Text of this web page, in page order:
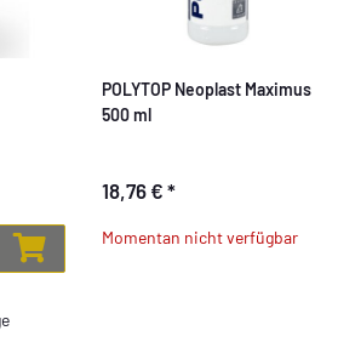
POLYTOP Neoplast Maximus
500 ml
18,76 € *
Momentan nicht verfügbar